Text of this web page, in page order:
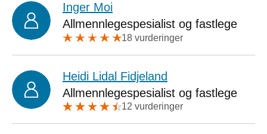
Inger Moi
Allmennlegespesialist og fastlege
18 vurderinger
Heidi Lidal Fidjeland
Allmennlegespesialist og fastlege
12 vurderinger